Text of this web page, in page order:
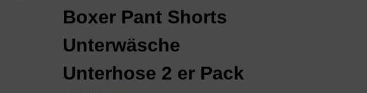
Boxer Pant Shorts
Unterwäsche
Unterhose 2 er Pack